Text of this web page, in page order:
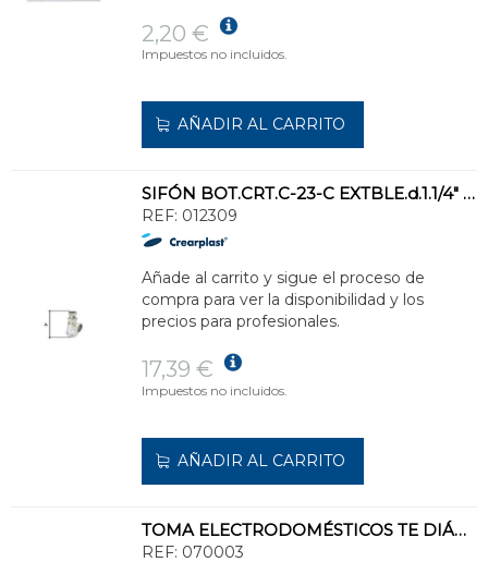
2,20 €
Impuestos no incluidos.
AÑADIR AL CARRITO
SIFÓN BOT.CRT.C-23-C EXTBLE.d.1.1/4" 40 S/H RACORD CR
REF: 012309
Añade al carrito y sigue el proceso de
compra para ver la disponibilidad y los
precios para profesionales.
17,39 €
Impuestos no incluidos.
AÑADIR AL CARRITO
TOMA ELECTRODOMÉSTICOS TE DIÁMETRO 1.1/2" CON TAPÓN
REF: 070003